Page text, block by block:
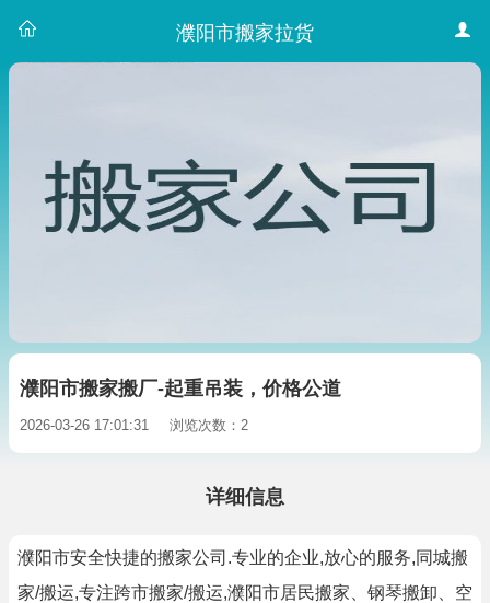
濮阳市搬家拉货
濮阳市搬家搬厂-起重吊装，价格公道
2026-03-26 17:01:31 浏览次数：2
详细信息
濮阳市安全快捷的搬家公司.专业的企业,放心的服务,同城搬
家/搬运,专注跨市搬家/搬运,濮阳市居民搬家、钢琴搬卸、空